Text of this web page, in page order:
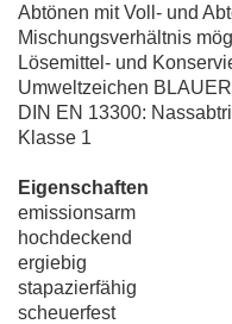
Abtönen mit Voll- und
Mischungsverhältnis
Lösemittel- und
Umweltzeichen
DIN EN 13300:
Klasse 1
Eigenschaften
emissionsarm
hochdeckend
ergiebig
stapazierfähig
scheuerfest